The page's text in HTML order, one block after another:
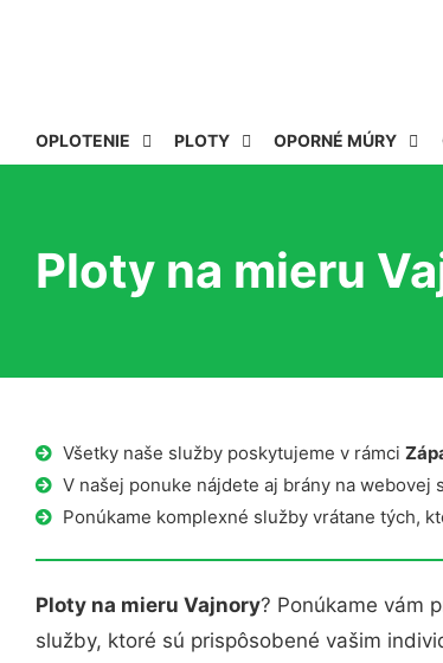
OPLOTENIE PLOTY OPORNÉ MÚRY
Ploty na mieru
Všetky naše služby poskytujeme v rámci
V našej ponuke nájdete aj brány na webovej
Ponúkame komplexné služby vrátane tých,
Ploty na mieru Vajnory? Ponúkame vám
služby, ktoré sú prispôsobené vašim